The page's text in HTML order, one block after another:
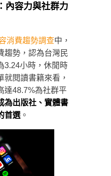
內容力與社群力
消費趨勢調查中，
趨勢，認為台灣民
3.24小時，休閒時
就閱讀書籍來看，
達48.7%為社群平
為出版社、實體書
首選 。